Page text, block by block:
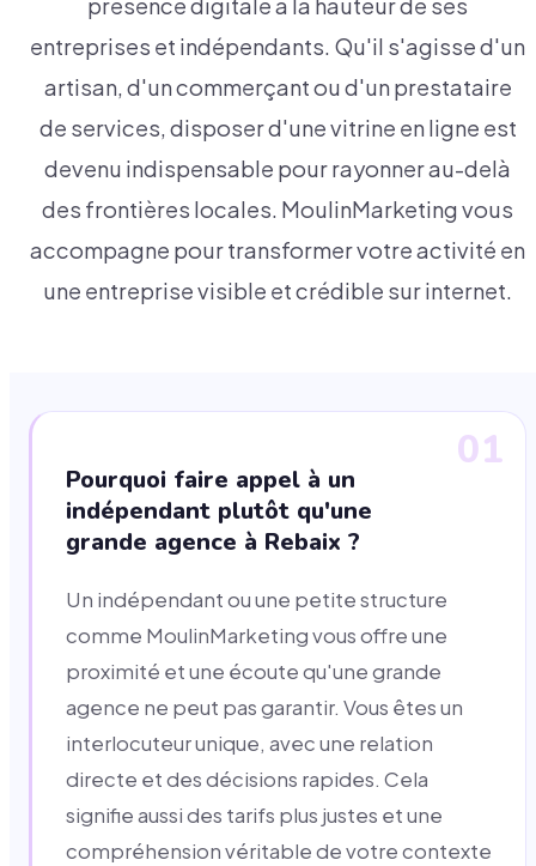
présence digitale à la hauteur de ses
entreprises et indépendants. Qu'il s'agisse d'un
artisan, d'un commerçant ou d'un prestataire
de services, disposer d'une vitrine en ligne est
devenu indispensable pour rayonner au-delà
des frontières locales. MoulinMarketing vous
accompagne pour transformer votre activité en
une entreprise visible et crédible sur internet.
01
Pourquoi faire appel à un
indépendant plutôt qu'une
grande agence à Rebaix ?
Un indépendant ou une petite structure
comme MoulinMarketing vous offre une
proximité et une écoute qu'une grande
agence ne peut pas garantir. Vous êtes un
interlocuteur unique, avec une relation
directe et des décisions rapides. Cela
signifie aussi des tarifs plus justes et une
compréhension véritable de votre contexte